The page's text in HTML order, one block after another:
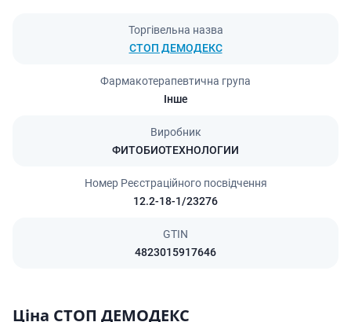
Торгівельна назва
СТОП ДЕМОДЕКС
Фармакотерапевтична група
Інше
Виробник
ФИТОБИОТЕХНОЛОГИИ
Номер Реєстраційного посвідчення
12.2-18-1/23276
GTIN
4823015917646
Ціна СТОП ДЕМОДЕКС